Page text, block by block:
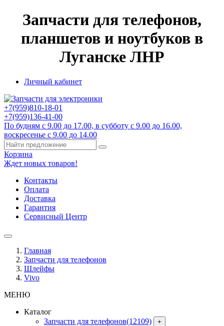
Запчасти для телефонов,
планшетов и ноутбуков в
Луганске ЛНР
Личный кабинет
+7(959)810-18-01
+7(959)136-41-00
По будням с 9.00 до 17.00, в субботу с 9.00 до 16.00,
воскресенье с 9.00 до 14.00
Корзина
Ждет новых товаров!
Контакты
Оплата
Доставка
Гарантия
Сервисный Центр
Главная
Запчасти для телефонов
Шлейфы
Vivo
МЕНЮ
Каталог
Запчасти для телефонов(12109) +